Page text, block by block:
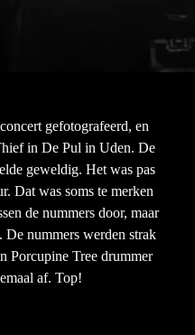
gefotografeerd, en
in De Pul in Uden. De
geweldig. Het was pas
Dat was soms te merken
de nummers door, maar
De nummers werden strak
Porcupine Tree drummer
af. Top!